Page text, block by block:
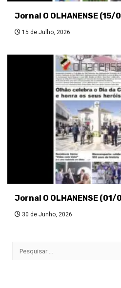
Jornal O OLHANENSE
15 de Julho, 2026
Jornal O OLHANENSE
30 de Junho, 2026
Pesquisar